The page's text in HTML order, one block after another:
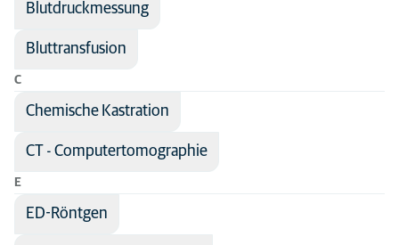
Blutdruckmessung
Bluttransfusion
C
Chemische Kastration
CT - Computertomographie
E
ED-Röntgen